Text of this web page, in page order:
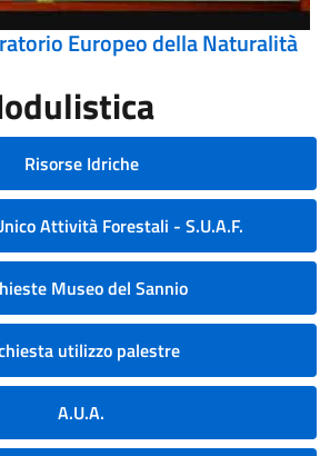
Europeo della Naturalità
Risorse Idriche
Attività Forestali - S.U.A.F.
Museo del Sannio
utilizzo palestre
A.U.A.